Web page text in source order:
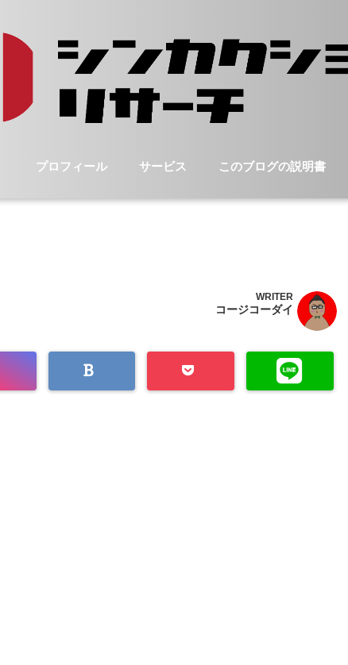
プロフィール サービス このブログの説明書
WRITER
コージコーダイ